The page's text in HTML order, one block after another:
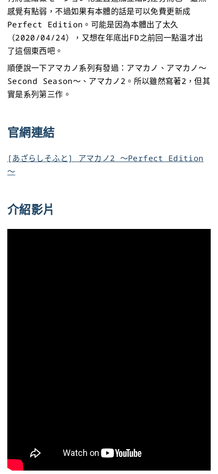
感覺有點弱，不過如果有本體的話是可以免費更新成
Perfect Edition。可能是因為本體出了太久
（2020/04/24），又想在年底出FD之前回一點溫才出
了這個東西吧。
順便說一下アマカノ系列有發過：アマカノ、アマカノ～
Second Season～、アマカノ2。所以雖然寫著2，但其
實是系列第三作。
官網連結
[あざらしそふと] アマカノ2 ～Perfect Edition
～
介紹影片